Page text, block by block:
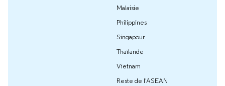
Malaisie
Philippines
Singapour
Thaïlande
Vietnam
Reste de l'ASEAN